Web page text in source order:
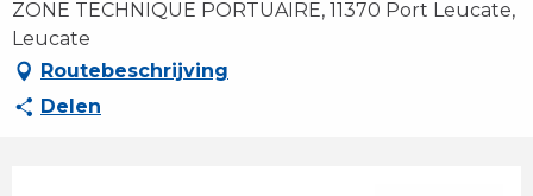
ZONE TECHNIQUE PORTUAIRE, 11370 Port Leucate,
Leucate
Routebeschrijving
Delen